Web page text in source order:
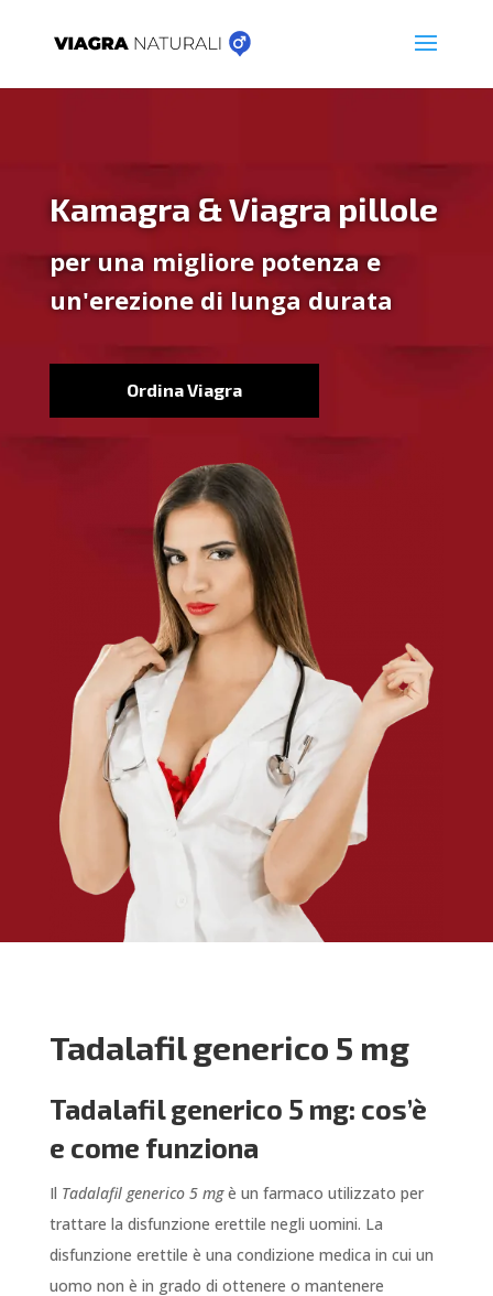
Kamagra & Viagra pillole
per una migliore potenza e
un'erezione di lunga durata
Ordina Viagra
Tadalafil generico 5 mg
Tadalafil generico 5 mg: cos’è
e come funziona
Il Tadalafil generico 5 mgè un farmaco utilizzato per
trattare la disfunzione erettile negli uomini. La
disfunzione erettile è una condizione medica in cui un
uomo non è in grado di ottenere o mantenere